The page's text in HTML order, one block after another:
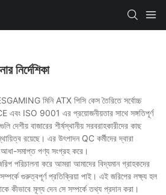
নির্দেশিকা
মিনি ATX পিসি কেস তৈরিতে সর্বোচ্চ
এবং ISO 9001 এর প্রয়োজনীয়তার সাথে সঙ্গতিপূর্ণ
বাজারের শীর্ষস্থানীয় সরবরাহকারীদের কাছ
রয়েছে। এর উৎপাদন QC কর্মীদের দ্বারা
আধা-সমাপ্ত পণ্য সংগ্রহ করে।
পরিচালনা করে আমরা আমাদের বিদ্যমান গ্রাহকদের
গুরুত্বপূর্ণ প্রতিক্রিয়া পাই। এই জরিপের লক্ষ্য হল
কীভাবে মূল্য দেন সে সম্পর্কে তথ্য প্রদান করা।